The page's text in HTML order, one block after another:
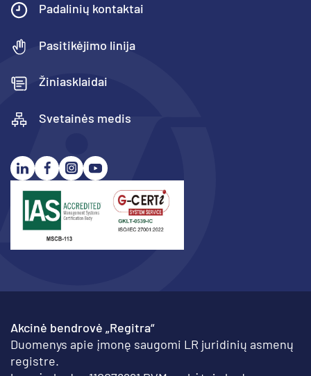
Padalinių kontaktai
Pasitikėjimo linija
Žiniasklaidai
Svetainės medis
Akcinė bendrovė „Regitra“
Duomenys apie įmonę saugomi LR juridinių asmenų
registre.